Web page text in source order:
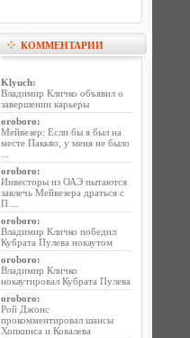
КОММЕНТАРИИ
Klyuch:
Владимир Кличко объявил о
завершении карьеры
oroboro:
Мейвезер: Если бы я был на
месте Пакьяо, у меня не было
oroboro:
Инвесторы из ОАЭ пытаются
завлечь Мейвезера драться с
П ...
oroboro:
Владимир Кличко победил
Кубрата Пулева нокаутом
oroboro:
Владимир Кличко
нокаутировал Кубрата Пулева
oroboro:
Рой Джонс
прокомментировал шансы
Хопкинса и Ковалева